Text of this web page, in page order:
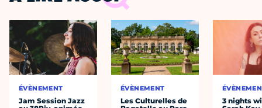
ÉVÈNEMENT
Jam Session Jazz
ÉVÈNEMENT
Les Culturelles de
3 nights